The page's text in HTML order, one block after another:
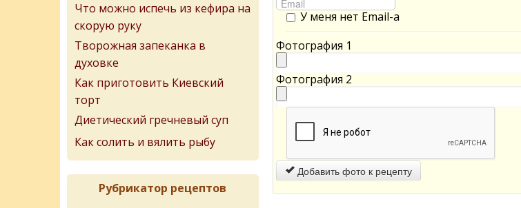
У меня нет Email-а
Фотография 1
Фотография 2
Добавить фото к рецепту
Что можно испечь из кефира на
скорую руку
Творожная запеканка в
духовке
Как приготовить Киевский
торт
Диетический гречневый суп
Как солить и вялить рыбу
Рубрикатор рецептов